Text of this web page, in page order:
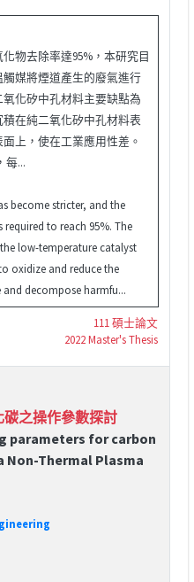
物去除率達95%，本研究目
媒將煙道產生的廢氣進行
化矽中孔材料主要缺點為
在純二氧化矽中孔材料表
上，使在工業應用性差。
每...
become stricter, and the
to reach 95%. The
low-temperature catalyst
oxidize and reduce the
and decompose harmfu...
111 碩士論文
2022 Master's Thesis
之操作參數探討
parameters for carbon
Non-Thermal Plasma